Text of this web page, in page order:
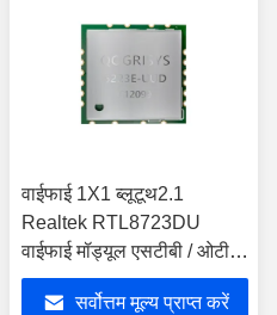
वाईफाई 1X1 ब्लूटूथ2.1
Realtek RTL8723DU
वाईफाई मॉड्यूल एसटीबी / ओटीटी
के लिए
सर्वोत्तम मूल्य प्राप्त करें